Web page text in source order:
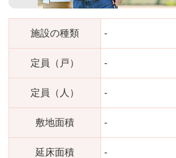
施設の種類 -
定員（戸） -
定員（人） -
敷地面積 -
延床面積 -